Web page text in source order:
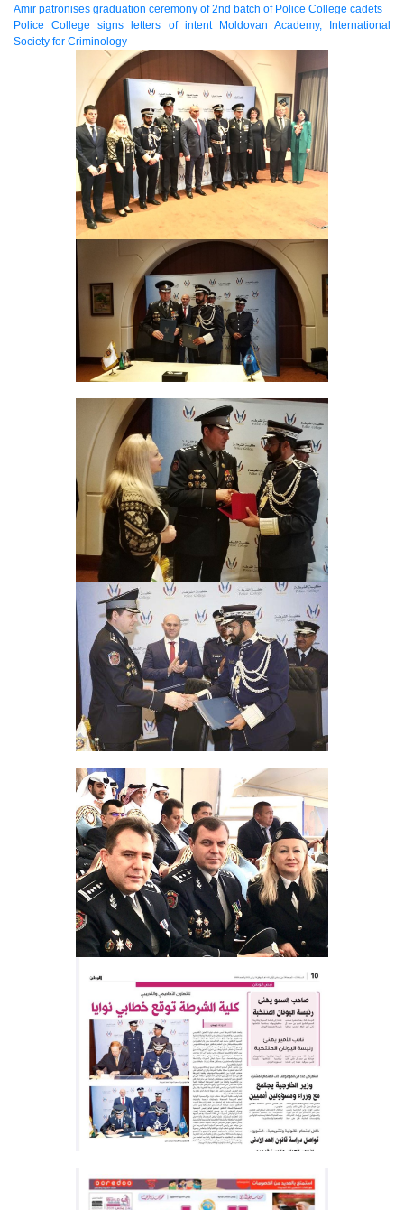
Amir patronises graduation ceremony of 2nd batch of Police College cadets
Police College signs letters of intent Moldovan Academy, International
Society for Criminology